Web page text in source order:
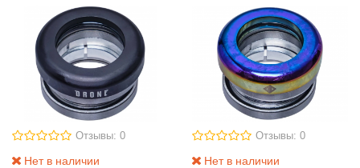
Отзывы: 0
Нет в наличии
Отзывы: 0
Нет в наличии